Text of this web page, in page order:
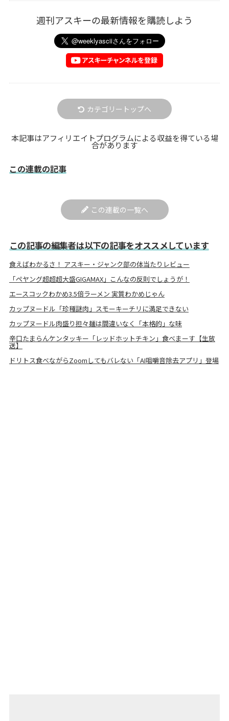
週刊アスキーの最新情報を購読しよう
カテゴリートップへ
本記事はアフィリエイトプログラムによる収益を得ている場
合があります
この連載の記事
この連載の一覧へ
この記事の編集者は以下の記事をオススメしています
食えばわかるさ！ アスキー・ジャンク部の体当たりレビュー
「ペヤング超超超大盛GIGAMAX」こんなの反則でしょうが！
エースコックわかめ3.5倍ラーメン 実質わかめじゃん
カップヌードル「珍種謎肉」スモーキーチリに満足できない
カップヌードル肉盛り担々麺は間違いなく「本格的」な味
辛口たまらんケンタッキー「レッドホットチキン」食べまーす【生放
送】
ドリトス食べながらZoomしてもバレない「AI咀嚼音除去アプリ」登場